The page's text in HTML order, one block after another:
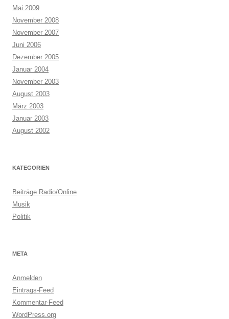
Mai 2009
November 2008
November 2007
Juni 2006
Dezember 2005
Januar 2004
November 2003
August 2003
März 2003
Januar 2003
August 2002
KATEGORIEN
Beiträge Radio/Online
Musik
Politik
META
Anmelden
Eintrags-Feed
Kommentar-Feed
WordPress.org